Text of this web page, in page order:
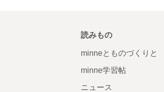
読みもの
minneとものづくりと
minne学習帖
ニュース